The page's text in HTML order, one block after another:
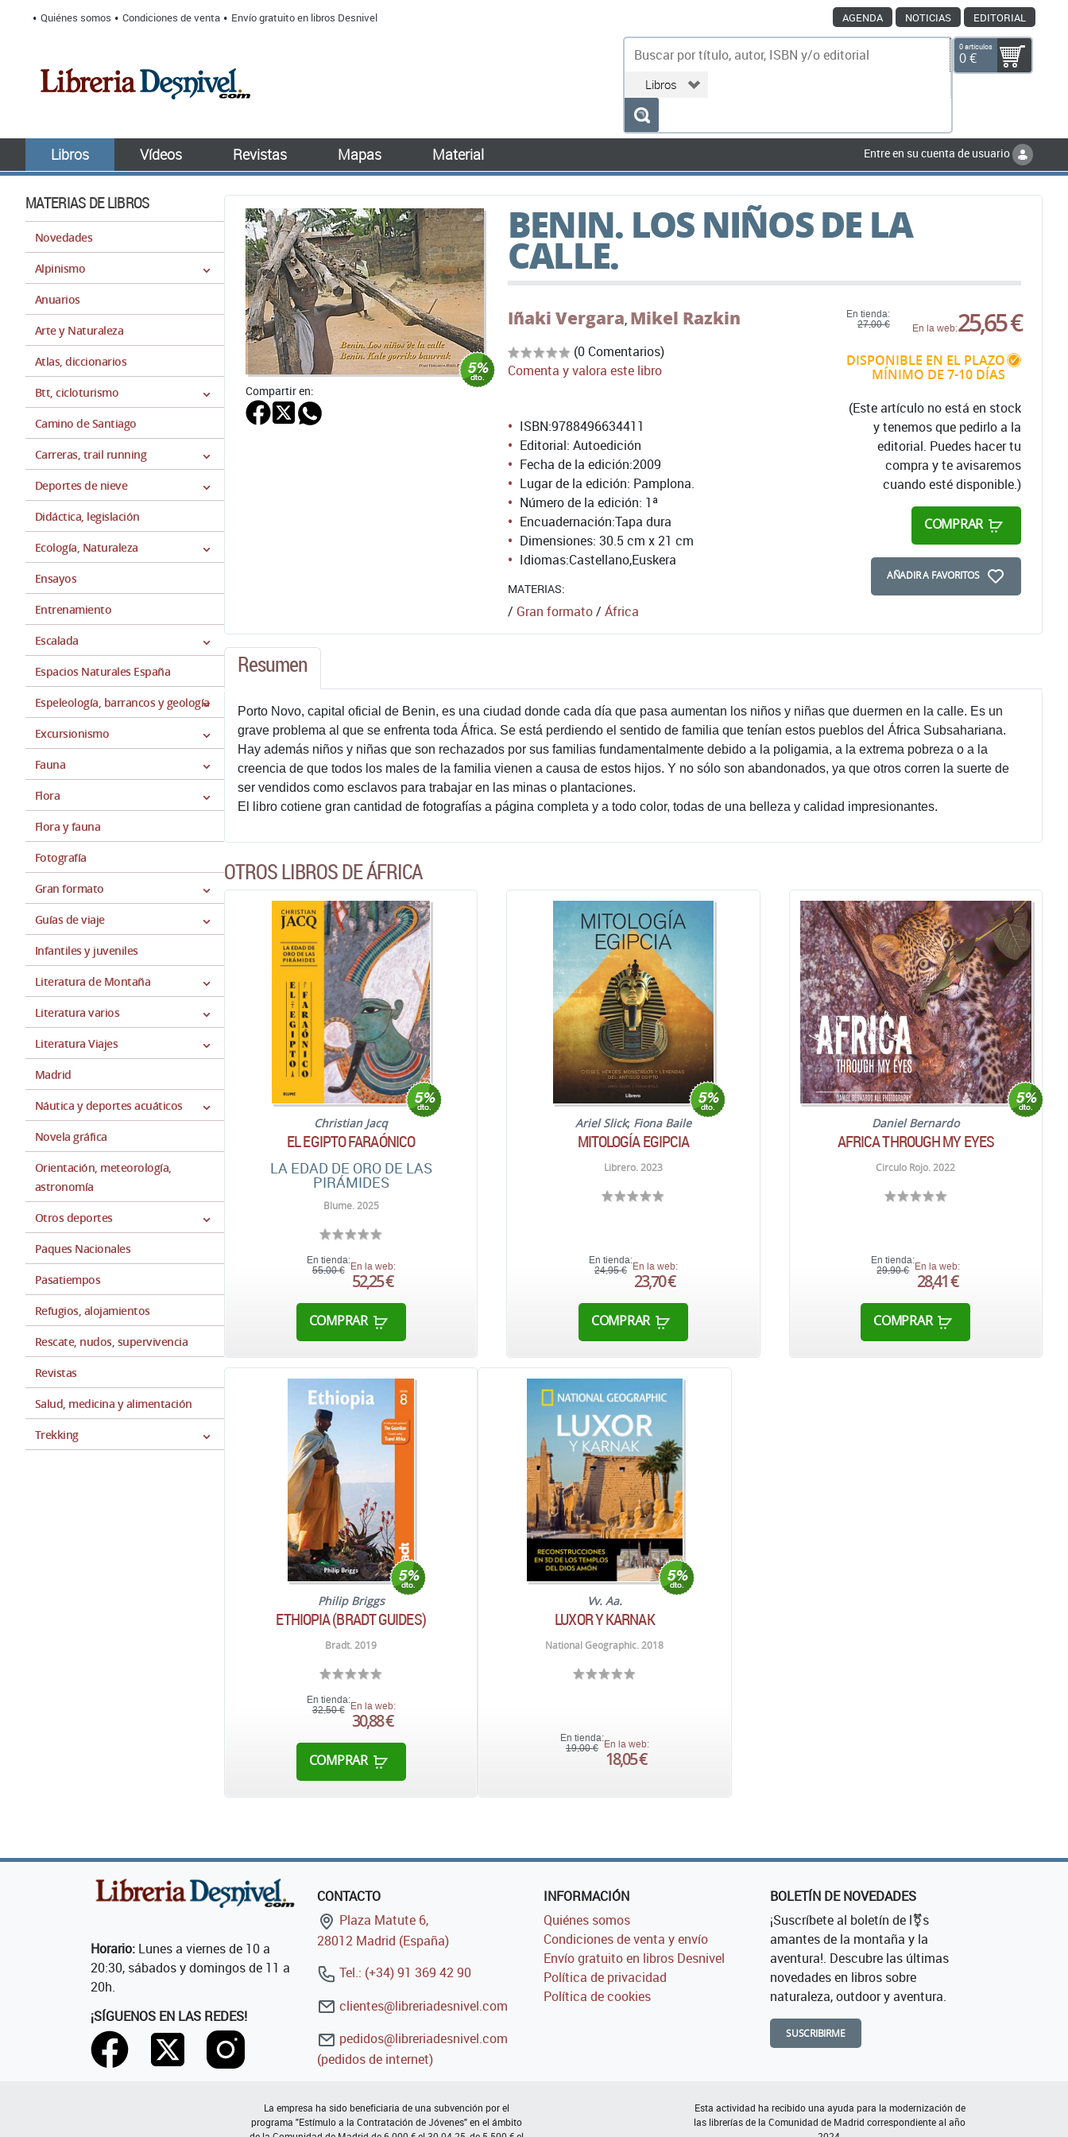
Quiénes somos Condiciones de venta Envío gratuito en libros Desnivel AGENDA NOTICIAS EDITORIAL
0 artículos
0 €
Libros Vídeos Revistas Mapas Material Entre en su cuenta de usuario
MATERIAS DE LIBROS
Novedades
Alpinismo
Anuarios
Arte y Naturaleza
Atlas, diccionarios
Btt, cicloturismo
Camino de Santiago
Carreras, trail running
Deportes de nieve
Didáctica, legislación
Ecología, Naturaleza
Ensayos
Entrenamiento
Escalada
Espacios Naturales España
Espeleología, barrancos y geología
Excursionismo
Fauna
Flora
Flora y fauna
Fotografía
Gran formato
Guías de viaje
Infantiles y juveniles
Literatura de Montaña
Literatura varios
Literatura Viajes
Madrid
Náutica y deportes acuáticos
Novela gráfica
Orientación, meteorología,
astronomía
Otros deportes
Paques Nacionales
Pasatiempos
Refugios, alojamientos
Rescate, nudos, supervivencia
Revistas
Salud, medicina y alimentación
Trekking
BENIN. LOS NIÑOS DE LA
CALLE.
Compartir en:
Iñaki Vergara, Mikel Razkin
(0 Comentarios)
Comenta y valora este libro
En tienda:
27,00 €
En la web:25,65 €
DISPONIBLE EN EL PLAZO
MÍNIMO DE 7-10 DÍAS
(Este artículo no está en stock
y tenemos que pedirlo a la
editorial. Puedes hacer tu
compra y te avisaremos
cuando esté disponible.)
COMPRAR
AÑADIR A FAVORITOS
ISBN:9788496634411
Editorial: Autoedición
Fecha de la edición:2009
Lugar de la edición: Pamplona.
Número de la edición: 1ª
Encuadernación:Tapa dura
Dimensiones: 30.5 cm x 21 cm
Idiomas:Castellano,Euskera
MATERIAS:
/ Gran formato/ África
Resumen
Porto Novo, capital oficial de Benin, es una ciudad donde cada día que pasa aumentan los niños y niñas que duermen en la calle. Es un
grave problema al que se enfrenta toda África. Se está perdiendo el sentido de familia que tenían estos pueblos del África Subsahariana.
Hay además niños y niñas que son rechazados por sus familias fundamentalmente debido a la poligamia, a la extrema pobreza o a la
creencia de que todos los males de la familia vienen a causa de estos hijos. Y no sólo son abandonados, ya que otros corren la suerte de
ser vendidos como esclavos para trabajar en las minas o plantaciones.
El libro cotiene gran cantidad de fotografías a página completa y a todo color, todas de una belleza y calidad impresionantes.
OTROS LIBROS DE ÁFRICA
Christian Jacq
EL EGIPTO FARAÓNICO
LA EDAD DE ORO DE LAS
PIRÁMIDES
Blume. 2025
En tienda:
55,00 € En la web:
52,25 €
COMPRAR
Ariel Slick; Fiona Baile
MITOLOGÍA EGIPCIA
Librero. 2023
En tienda:
24,95 € En la web:
23,70 €
COMPRAR
Daniel Bernardo
AFRICA THROUGH MY EYES
Circulo Rojo. 2022
En tienda:
29,90 €
En la web:
28,41 €
COMPRAR
Philip Briggs
ETHIOPIA (BRADT GUIDES)
Bradt. 2019
En tienda:
32,50 € En la web:
30,88 €
COMPRAR
Vv. Aa.
LUXOR Y KARNAK
National Geographic. 2018
En tienda:
19,00 € En la web:
18,05 €
Horario: Lunes a viernes de 10 a
20:30, sábados y domingos de 11 a
20h.
¡SÍGUENOS EN LAS REDES!
CONTACTO
Plaza Matute 6,
28012 Madrid (España)
Tel.: (+34) 91 369 42 90
clientes@libreriadesnivel.com
pedidos@libreriadesnivel.com
(pedidos de internet)
INFORMACIÓN
Quiénes somos
Condiciones de venta y envío
Envío gratuito en libros Desnivel
Política de privacidad
Política de cookies
BOLETÍN DE NOVEDADES
¡Suscríbete al boletín de l⚧s
amantes de la montaña y la
aventura!. Descubre las últimas
novedades en libros sobre
naturaleza, outdoor y aventura.
SUSCRIBIRME
La empresa ha sido beneficiaria de una subvención por el
programa "Estímulo a la Contratación de Jóvenes" en el ámbito
Esta actividad ha recibido una ayuda para la modernización de
las librerías de la Comunidad de Madrid correspondiente al año